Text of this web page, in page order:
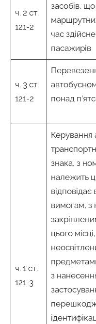
ч. 2 ст.
121-2
засобів,
час
пасажирів
ч. 3 ст.
121-2
понад
ч. 1 ст.
121-3
Керування
знака, з
належить
вимогам,
цього
з